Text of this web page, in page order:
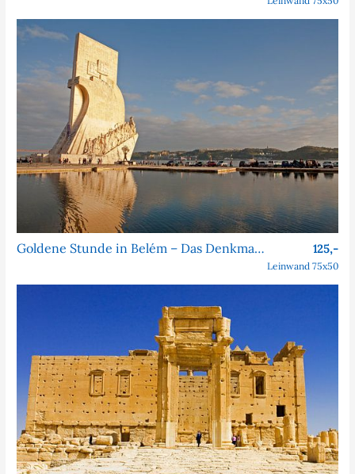
Goldene Stunde in Belém – Das Denkmal der Entdeckungen 125,-
Leinwand 75x50